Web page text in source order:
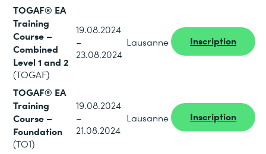
TOGAF® EA
Training
Course –
Combined
Level 1 and 2
(TOGAF)
19.08.2024
–
23.08.2024
Lausanne Inscription
TOGAF® EA
Training
Course –
Foundation
(TO1)
19.08.2024
–
21.08.2024
Lausanne Inscription